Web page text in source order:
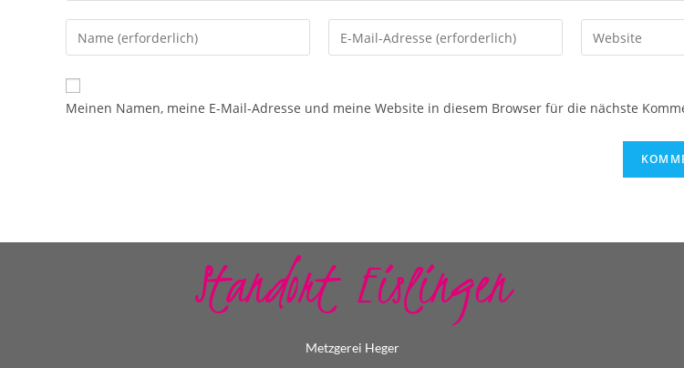
Meinen Namen, meine E-Mail-Adresse und meine Website in diesem Browser für die nächste
Standort Eislingen
Metzgerei Heger